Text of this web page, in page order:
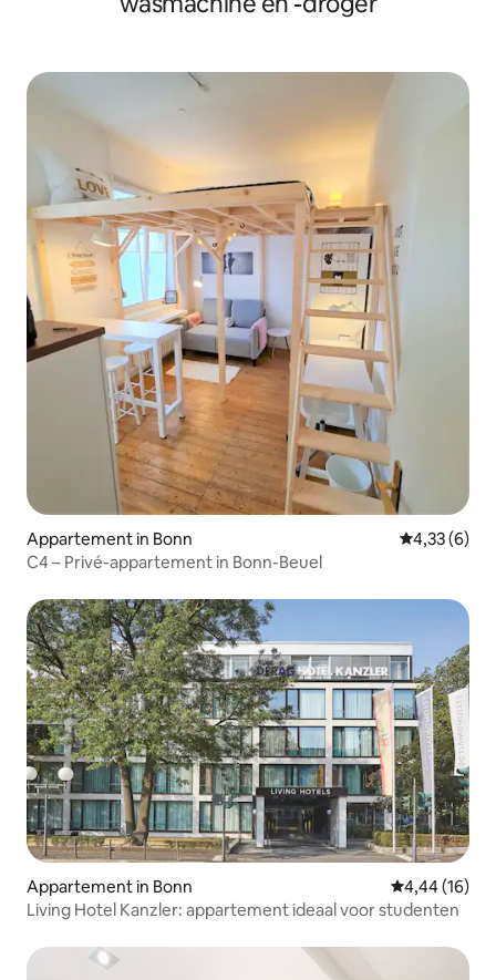
Appartement in Bonn
4,33 (6)
C4 – Privé-appartement in Bonn-Beuel
Appartement in Bonn Gemiddelde
4,44 (16)
Living Hotel Kanzler: appartement ideaal voor studenten